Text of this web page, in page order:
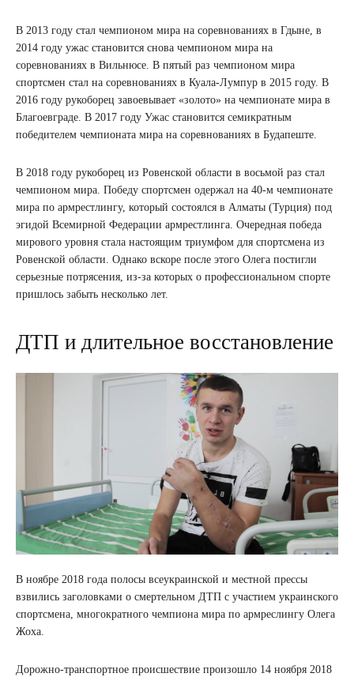
В 2013 году стал чемпионом мира на соревнованиях в Гдыне, в
2014 году ужас становится снова чемпионом мира на
соревнованиях в Вильнюсе. В пятый раз чемпионом мира
спортсмен стал на соревнованиях в Куала-Лумпур в 2015 году. В
2016 году рукоборец завоевывает «золото» на чемпионате мира в
Благоевграде. В 2017 году Ужас становится семикратным
победителем чемпионата мира на соревнованиях в Будапеште.
В 2018 году рукоборец из Ровенской области в восьмой раз стал
чемпионом мира. Победу спортсмен одержал на 40-м чемпионате
мира по армрестлингу, который состоялся в Алматы (Турция) под
эгидой Всемирной Федерации армрестлинга. Очередная победа
мирового уровня стала настоящим триумфом для спортсмена из
Ровенской области. Однако вскоре после этого Олега постигли
серьезные потрясения, из-за которых о профессиональном спорте
пришлось забыть несколько лет.
ДТП и длительное восстановление
В ноябре 2018 года полосы всеукраинской и местной прессы
взвились заголовками о смертельном ДТП с участием украинского
спортсмена, многократного чемпиона мира по армреслингу Олега
Жоха.
Дорожно-транспортное происшествие произошло 14 ноября 2018